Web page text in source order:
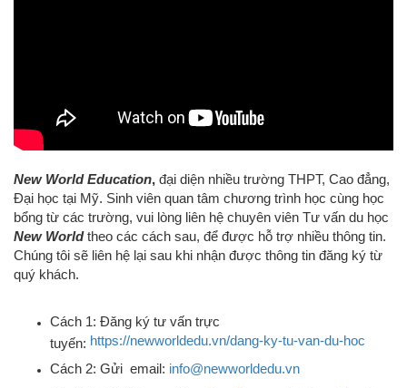
New World Education, đại diện nhiều trường THPT, Cao đẳng,
Đại học tại Mỹ. Sinh viên quan tâm chương trình học cùng học
bổng từ các trường, vui lòng liên hệ chuyên viên Tư vấn du học
New World theo các cách sau, để được hỗ trợ nhiều thông tin.
Chúng tôi sẽ liên hệ lại sau khi nhận được thông tin đăng ký từ
quý khách.
Cách 1: Đăng ký tư vấn trực
tuyến: https://newworldedu.vn/dang-ky-tu-van-du-hoc
Cách 2: Gửi email: info@newworldedu.vn